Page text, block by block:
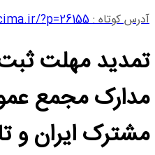
آدرس کوتاه :?p=26155
تمدید مهلت
مدارک مجمع
مشترک ایران و